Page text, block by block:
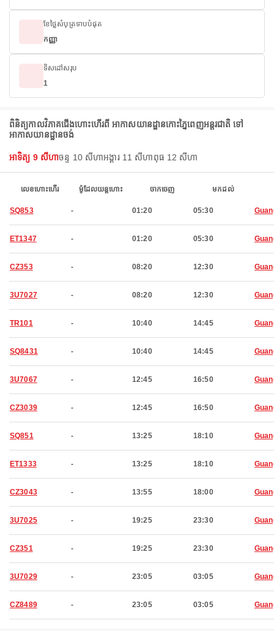
ខែថ្លៃសំបុត្រទាបបំផុត
កញ្ញា
ទិសដៅសរុប
1
ពិនិត្យកាលវិភាគជើងហោះហើរពី អាកាសយានដ្ឋានកោះភ្នៃពេញអន្តរជាតិ ទៅ
អាកាសយានដ្ឋានចង់
អាទិត្យ 9 សីហាចន្ទ 10 សីហាអង្គារ 11 សីហាពុធ 12 សីហា
លេខហោះហើរ ម៉ូដែលយន្តហោះ ចាកចេញ មកដល់
SQ853 - 01:20 05:30
ET1347 - 01:20 05:30
CZ353 - 08:20 12:30
3U7027 - 08:20 12:30
TR101 - 10:40 14:45
SQ8431 - 10:40 14:45
3U7067 - 12:45 16:50
CZ3039 - 12:45 16:50
SQ851 - 13:25 18:10
ET1333 - 13:25 18:10
CZ3043 - 13:55 18:00
3U7025 - 19:25 23:30
CZ351 - 19:25 23:30
3U7029 - 23:05 03:05
CZ8489 - 23:05 03:05